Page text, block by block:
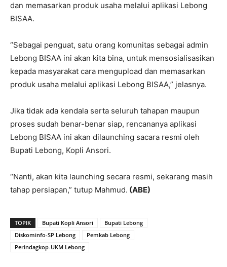
dan memasarkan produk usaha melalui aplikasi Lebong
BISAA.
“Sebagai penguat, satu orang komunitas sebagai admin
Lebong BISAA ini akan kita bina, untuk mensosialisasikan
kepada masyarakat cara mengupload dan memasarkan
produk usaha melalui aplikasi Lebong BISAA,” jelasnya.
Jika tidak ada kendala serta seluruh tahapan maupun
proses sudah benar-benar siap, rencananya aplikasi
Lebong BISAA ini akan dilaunching sacara resmi oleh
Bupati Lebong, Kopli Ansori.
“Nanti, akan kita launching secara resmi, sekarang masih
tahap persiapan,” tutup Mahmud. (ABE)
TOPIK Bupati Kopli Ansori
Bupati Lebong
Diskominfo-SP Lebong
Pemkab Lebong
Perindagkop-UKM Lebong